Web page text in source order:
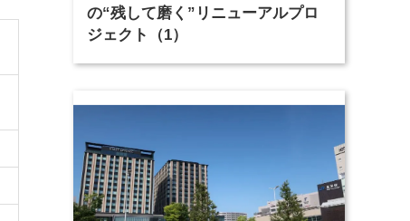
の“残して磨く”リニューアルプロ
ジェクト（1）